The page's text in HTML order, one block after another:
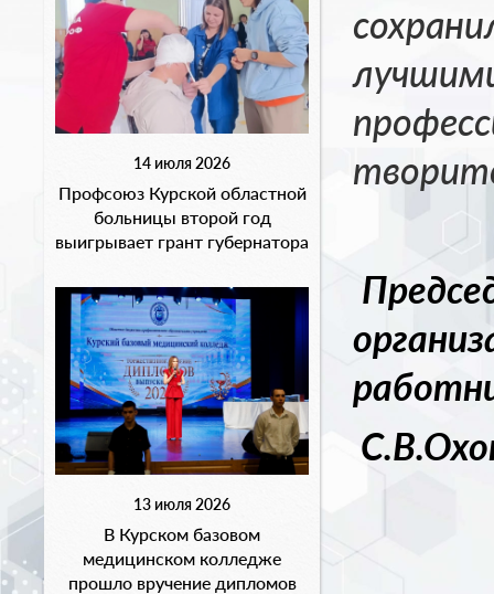
14 июля 2026
Профсоюз Курской областной
больницы второй год
выигрывает грант губернатора
13 июля 2026
В Курском базовом
медицинском колледже
прошло вручение дипломов